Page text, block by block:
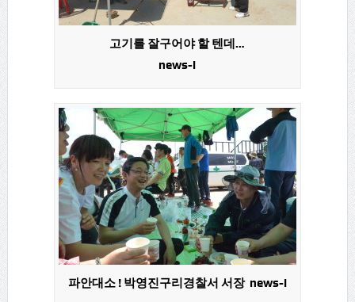
고기를 잘구어야 할 텐데…
news-i
파안대소 ! 박영진구리경찰서 서장 news-i